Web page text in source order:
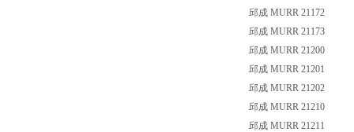
邱成 MURR 21172
邱成 MURR 21173
邱成 MURR 21200
邱成 MURR 21201
邱成 MURR 21202
邱成 MURR 21210
邱成 MURR 21211